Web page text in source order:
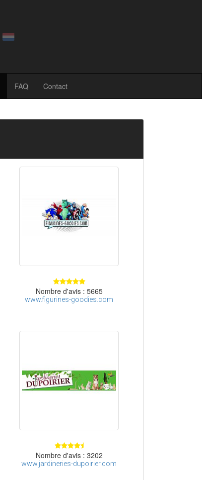
FAQ Contact
Nombre d'avis : 5665
www.figurines-goodies.com
Nombre d'avis : 3202
www.jardineries-dupoirier.com